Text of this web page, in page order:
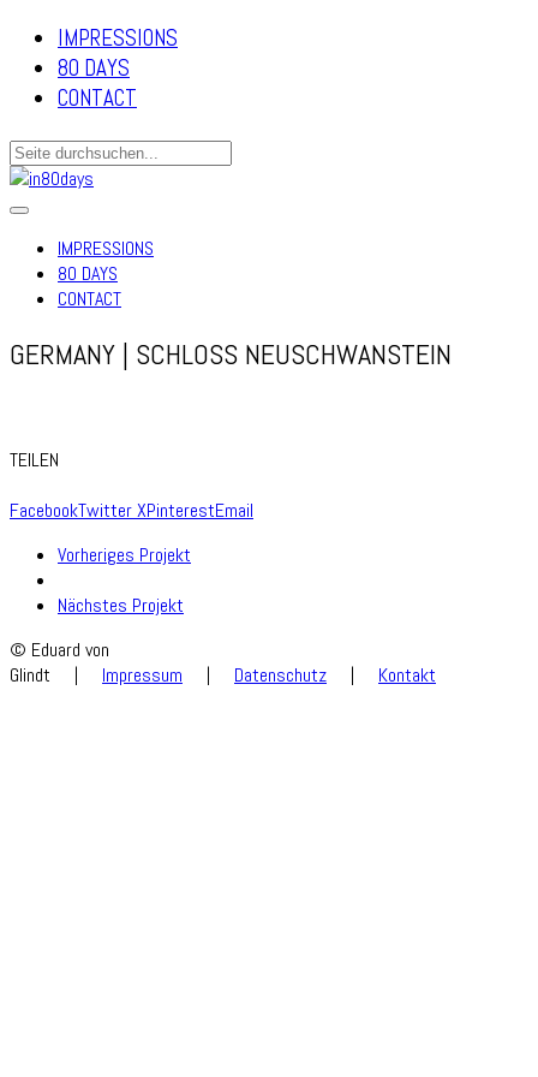
IMPRESSIONS
80 DAYS
CONTACT
IMPRESSIONS
80 DAYS
CONTACT
GERMANY | SCHLOSS NEUSCHWANSTEIN
TEILEN
FacebookTwitter XPinterestEmail
Vorheriges Projekt
Nächstes Projekt
© Eduard von
Glindt
| Impressum | Datenschutz | Kontakt